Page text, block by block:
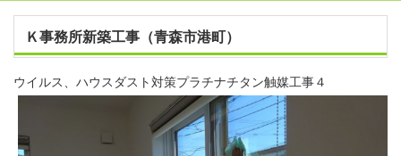
Ｋ事務所新築工事（青森市港町）
ウイルス、ハウスダスト対策プラチナチタン触媒工事４